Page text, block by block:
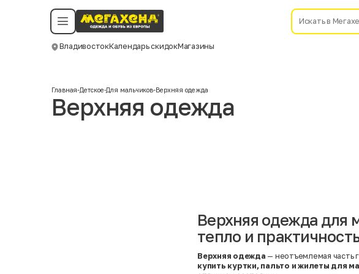
ВладивостокКалендарь скидокМагазины
Политика конфиденциальности
©️ Мегахенд 2026. Все права защищены.
Смотреть все даты
Главная-Детское-Для мальчиков-Верхняя одежда
Верхняя одежда
Верхняя одежда для
тепло и
Верхняя одежда — неотъемлемая часть
купить куртки, пальто и жилеты для
Москва